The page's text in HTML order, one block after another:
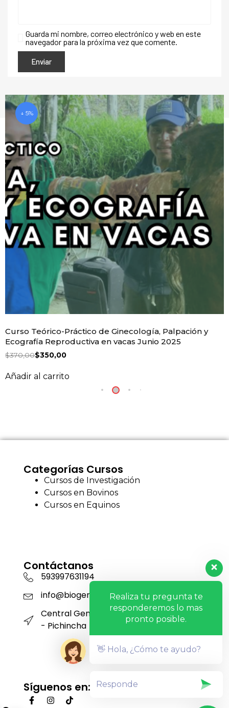
Guarda mi nombre, correo electrónico y web en este
navegador para la próxima vez que comente.
↓ 5%
Curso Teórico-Práctico de Ginecología, Palpación y
Ecografía Reproductiva en vacas Junio 2025
$370,00$350,00
Añadir al carrito
Categorías Cursos
Cursos de Investigación
Cursos en Bovinos
Cursos en Equinos
Contáctanos
593997631194
info@biogensa.com.ec
Central Genética San Carlos - Machachi
- Pichincha
Síguenos en:
Realiza tu pregunta te
responderemos lo mas
pronto posible.
👋 Hola, ¿Cómo te ayudo?